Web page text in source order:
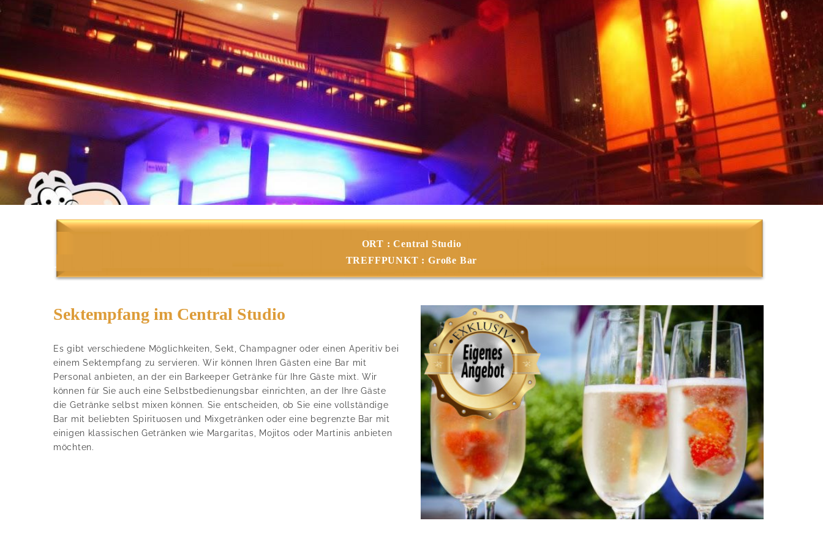
ORT : Central Studio
TREFFPUNKT : Große Bar
Sektempfang im Central Studio
Es gibt verschiedene Möglichkeiten, Sekt, Champagner oder einen Aperitiv bei
einem Sektempfang zu servieren. Wir können Ihren Gästen eine Bar mit
Personal anbieten, an der ein Barkeeper Getränke für Ihre Gäste mixt. Wir
können für Sie auch eine Selbstbedienungsbar einrichten, an der Ihre Gäste
die Getränke selbst mixen können. Sie entscheiden, ob Sie eine vollständige
Bar mit beliebten Spirituosen und Mixgetränken oder eine begrenzte Bar mit
einigen klassischen Getränken wie Margaritas, Mojitos oder Martinis anbieten
möchten.